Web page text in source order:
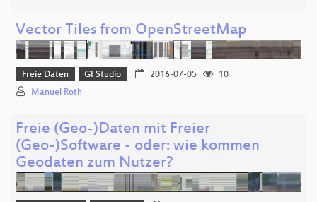
Vector Tiles from OpenStreetMap
Freie Daten GI Studio 2016-07-05
10
Manuel Roth
Freie (Geo-)Daten mit Freier
(Geo-)Software - oder: wie kommen
Geodaten zum Nutzer?